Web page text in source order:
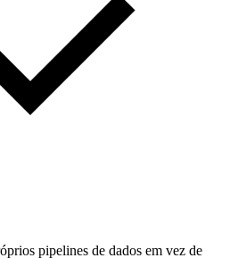
pipelines de dados em vez de